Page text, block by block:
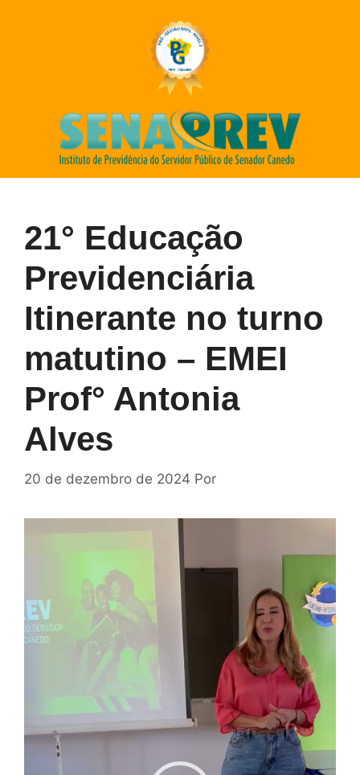
21° Educação
Previdenciária
Itinerante no turno
matutino – EMEI
Prof° Antonia
Alves
20 de dezembro de 2024 Por